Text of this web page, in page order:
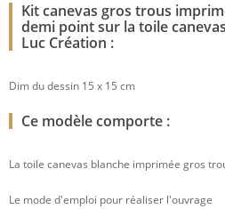
Kit canevas gros trous
demi point sur la toile
Luc Création :
Dim du dessin 15 x 15 cm
Ce modèle comporte :
La toile canevas blanche imprimée gros
Le mode d'emploi pour réaliser l'ouvrage